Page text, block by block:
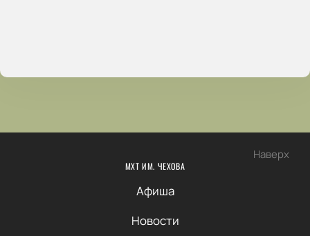
Наверх
МХТ ИМ. ЧЕХОВА
Афиша
Новости